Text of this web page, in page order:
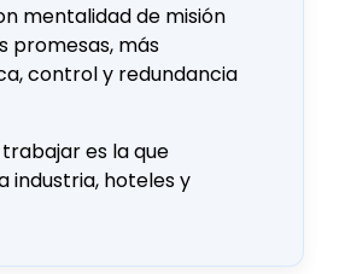
mentalidad de misión
promesas, más
control y redundancia
es la que
industria, hoteles y